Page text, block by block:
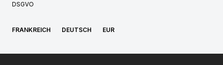
DSGVO
FRANKREICH DEUTSCH EUR